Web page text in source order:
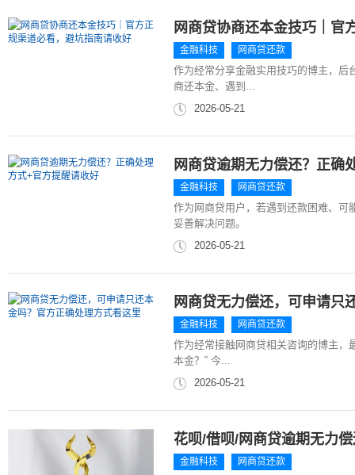
网商贷协商还本金技巧｜官
金融科技 网商贷还款
作为经常分享金融实用技巧的博主，后
商还本金、遇到...
2026-05-21
网商贷逾期无力偿还？正确
金融科技 网商贷还款
作为网商贷用户，若遇到还款困难、可
妥善解决问题。
2026-05-21
网商贷无力偿还，可申请只
金融科技 网商贷还款
作为经常接触网商贷相关咨询的博主，
本金？” 今...
2026-05-21
花呗/借呗/网商贷逾期无力
金融科技 网商贷还款